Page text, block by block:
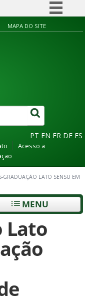
Simplifique!
Canais
MAPA DO SITE
PT EN FR DE ES
Acesso a
GRADUAÇÃO LATO SENSU EM
MENU
Lato